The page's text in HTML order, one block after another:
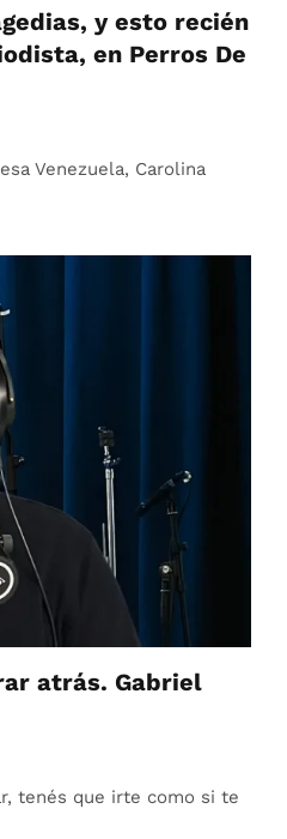
y esto recién
en Perros De
Venezuela, Carolina
atrás. Gabriel
tenés que irte como si te